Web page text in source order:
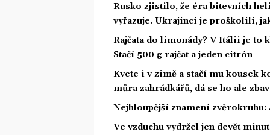
Rusko zjistilo, že éra bitevních
vyřazuje. Ukrajinci je proškolili,
Rajčata do limonády? V Itálii je to
Stačí 500 g rajčat a jeden citrón
Kvete i v zimě a stačí mu kousek
můra zahrádkářů, dá se ho ale
Nejhloupější znamení
Ve vzduchu vydržel jen devět